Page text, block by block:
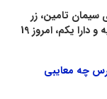
سیمان تامین، زر
ماکارون ، تامین سرمایه امین ، پتروشیمی ارومیه و دارا یکم، امروز 19
چه معایبی